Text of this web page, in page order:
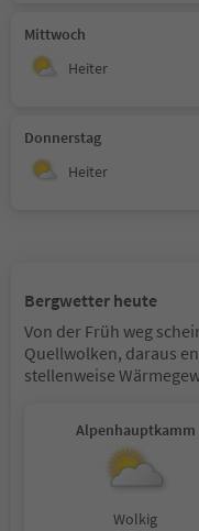
Mittwoch
Heiter
Donnerstag
Heiter
Bergwetter heute
Von der Früh weg
Quellwolken, daraus
stellenweise
Alpenhauptkamm
Wolkig